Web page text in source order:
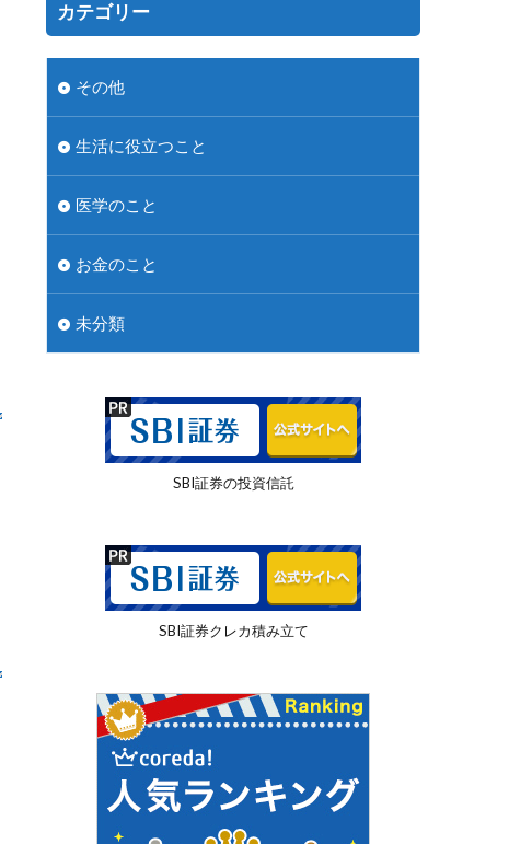
カテゴリー
その他
生活に役立つこと
医学のこと
お金のこと
未分類
SBI証券の投資信託
SBI証券クレカ積み立て